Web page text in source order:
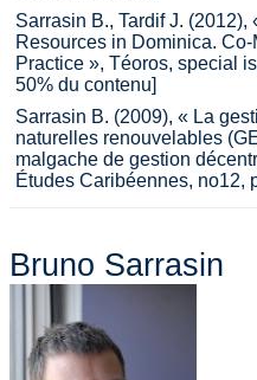
Sarrasin B., Tardif J. (2012),
Resources in Dominica.
Practice », Téoros, special
50% du contenu]
Sarrasin B. (2009), « La
naturelles renouvelables
malgache de gestion
Études Caribéennes, no12,
Bruno Sarrasin